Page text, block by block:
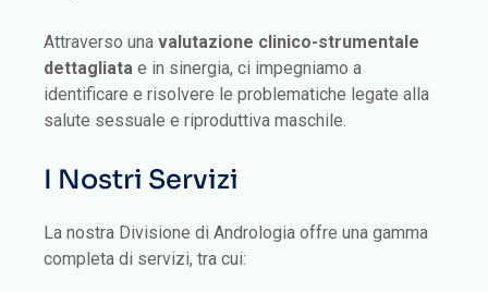
Attraverso una valutazione clinico-strumentale
dettagliata e in sinergia, ci impegniamo a
identificare e risolvere le problematiche legate alla
salute sessuale e riproduttiva maschile.
I Nostri Servizi
La nostra Divisione di Andrologia offre una gamma
completa di servizi, tra cui: